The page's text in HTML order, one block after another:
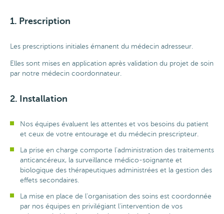
1. Prescription
Les prescriptions initiales émanent du médecin adresseur.
Elles sont mises en application après validation du projet de soin
par notre médecin coordonnateur.
2. Installation
Nos équipes évaluent les attentes et vos besoins du patient
et ceux de votre entourage et du médecin prescripteur.
La prise en charge comporte l'administration des traitements
anticancéreux, la surveillance médico-soignante et
biologique des thérapeutiques administrées et la gestion des
effets secondaires.
La mise en place de l'organisation des soins est coordonnée
par nos équipes en privilégiant l'intervention de vos